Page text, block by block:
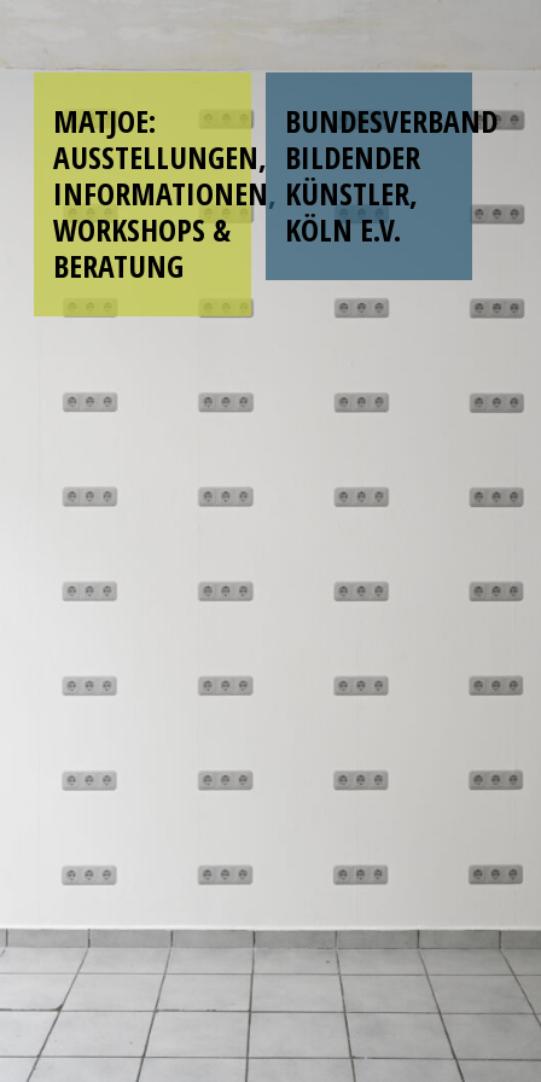
MATJOE:
AUSSTELLUNGEN,
INFORMATIONEN,
WORKSHOPS &
BERATUNG
BUNDESVERBAND
BILDENDER
KÜNSTLER,
KÖLN E.V.